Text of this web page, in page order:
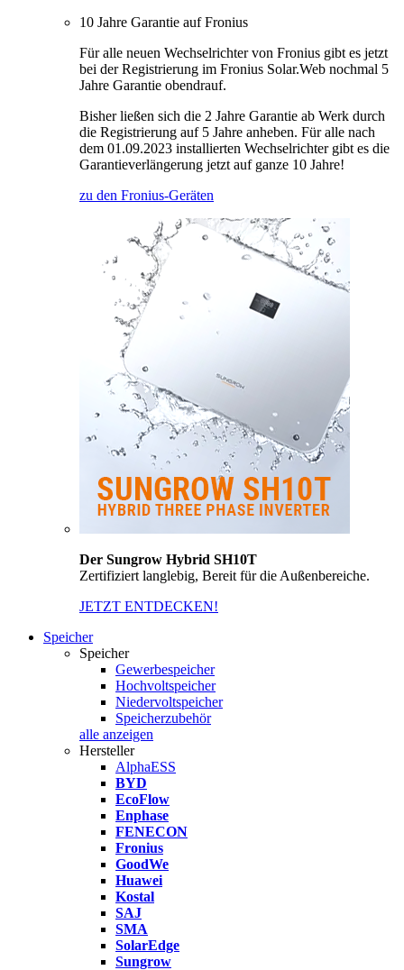
10 Jahre Garantie auf Fronius
Für alle neuen Wechselrichter von Fronius gibt es jetzt
bei der Registrierung im Fronius Solar.Web nochmal 5
Jahre Garantie obendrauf.
Bisher ließen sich die 2 Jahre Garantie ab Werk durch
die Registrierung auf 5 Jahre anheben. Für alle nach
dem 01.09.2023 installierten Wechselrichter gibt es die
Garantieverlängerung jetzt auf ganze 10 Jahre!
zu den Fronius-Geräten
Der Sungrow Hybrid SH10T
Zertifiziert langlebig, Bereit für die Außenbereiche.
JETZT ENTDECKEN!
Speicher
Speicher
Gewerbespeicher
Hochvoltspeicher
Niedervoltspeicher
Speicherzubehör
alle anzeigen
Hersteller
AlphaESS
BYD
EcoFlow
Enphase
FENECON
Fronius
GoodWe
Huawei
Kostal
SAJ
SMA
SolarEdge
Sungrow